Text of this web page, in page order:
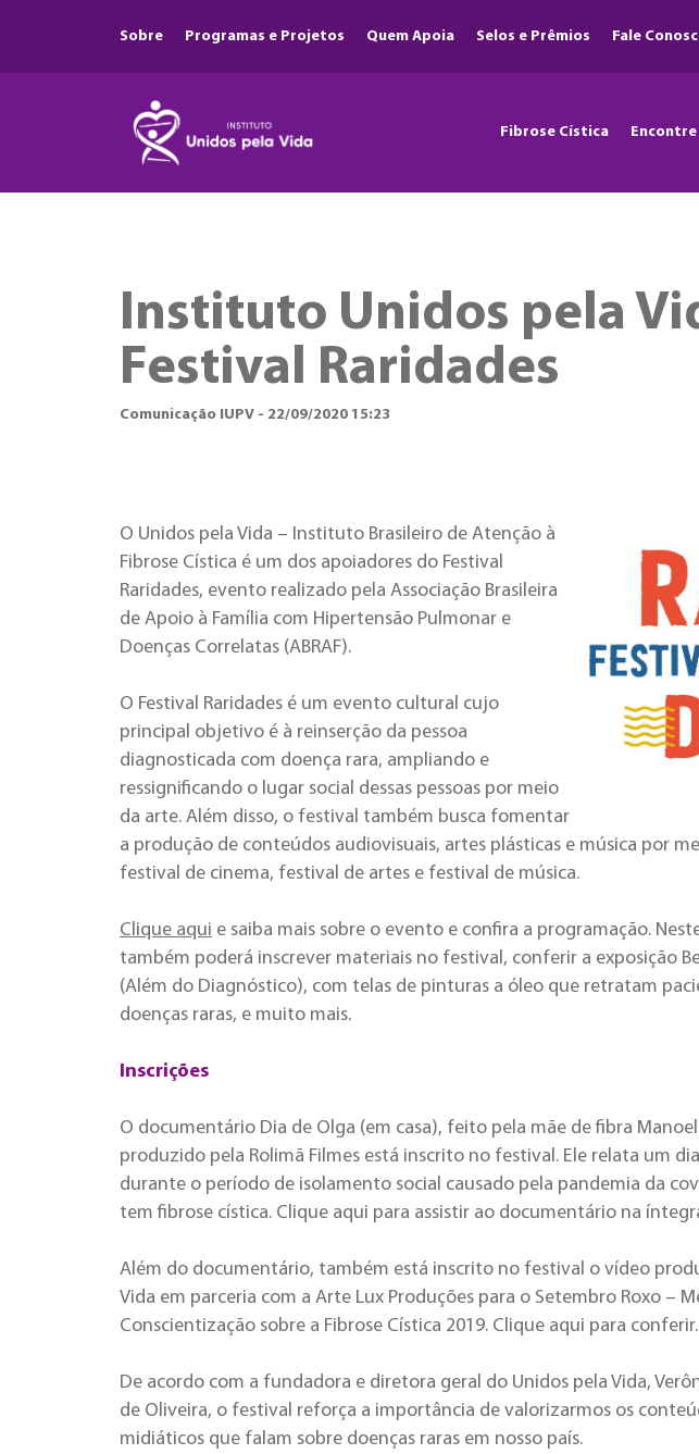
Sobre Programas e Projetos Quem Apoia Selos e Prêmios Fale
Fibrose Cística
Instituto Unidos pela
Festival Raridades
Comunicação IUPV - 22/09/2020 15:23
O Unidos pela Vida – Instituto Brasileiro de Atenção à
Fibrose Cística é um dos apoiadores do Festival
Raridades, evento realizado pela Associação Brasileira
de Apoio à Família com Hipertensão Pulmonar e
Doenças Correlatas (ABRAF).
O Festival Raridades é um evento cultural cujo
principal objetivo é à reinserção da pessoa
diagnosticada com doença rara, ampliando e
ressignificando o lugar social dessas pessoas por meio
da arte. Além disso, o festival também busca fomentar
a produção de conteúdos audiovisuais, artes plásticas e música por
festival de cinema, festival de artes e festival de música.
Clique aqui e saiba mais sobre o evento e confira a programação.
também poderá inscrever materiais no festival, conferir a exposição
(Além do Diagnóstico), com telas de pinturas a óleo que retratam
doenças raras, e muito mais.
Inscrições
O documentário Dia de Olga (em casa), feito pela mãe de fibra
produzido pela Rolimã Filmes está inscrito no festival. Ele relata um
durante o período de isolamento social causado pela pandemia da
tem fibrose cística. Clique aqui para assistir ao documentário na
Além do documentário, também está inscrito no festival o vídeo
Vida em parceria com a Arte Lux Produções para o Setembro Roxo –
Conscientização sobre a Fibrose Cística 2019. Clique aqui para conferir.
De acordo com a fundadora e diretora geral do Unidos pela Vida,
de Oliveira, o festival reforça a importância de valorizarmos os
midiáticos que falam sobre doenças raras em nosso país.